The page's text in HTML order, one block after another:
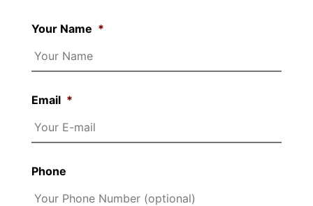
Your Name *
Email *
Phone